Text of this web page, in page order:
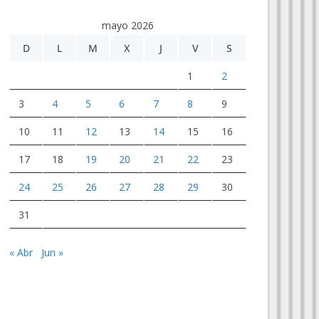
mayo 2026
D
L M X J V S
1 2
3 4 5 6 7 8 9
10 11 12 13 14 15 16
17 18 19 20 21 22 23
24 25 26 27 28 29 30
31
« Abr Jun »